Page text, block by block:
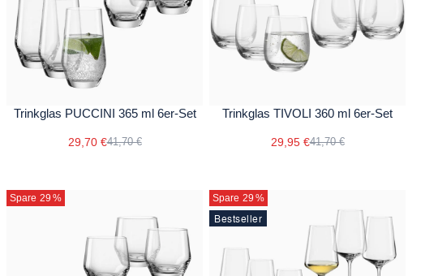
Trinkglas PUCCINI 365 ml 6er-Set
29,70 €41,70 €
Trinkglas TIVOLI 360 ml 6er-Set
29,95 €41,70 €
Spare 29 % Spare 29 %
Bestseller